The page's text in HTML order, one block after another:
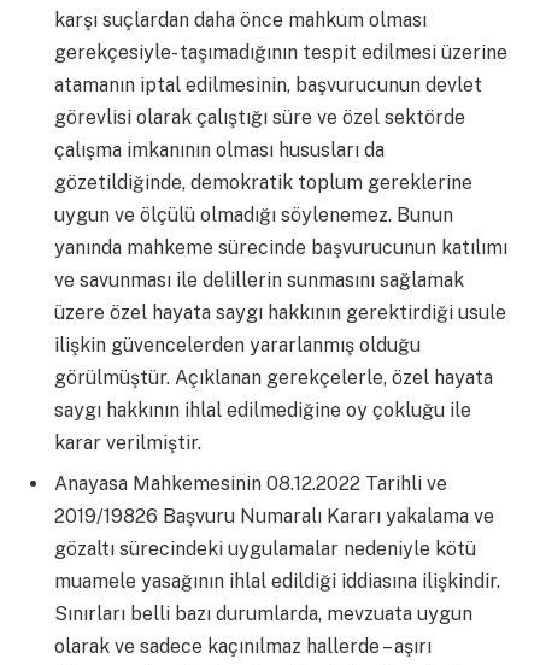
karşı suçlardan daha önce mahkum olması
gerekçesiyle- taşımadığının tespit edilmesi üzerine
atamanın iptal edilmesinin, başvurucunun devlet
görevlisi olarak çalıştığı süre ve özel sektörde
çalışma imkanının olması hususları da
gözetildiğinde, demokratik toplum gereklerine
uygun ve ölçülü olmadığı söylenemez. Bunun
yanında mahkeme sürecinde başvurucunun katılımı
ve savunması ile delillerin sunmasını sağlamak
üzere özel hayata saygı hakkının gerektirdiği usule
ilişkin güvencelerden yararlanmış olduğu
görülmüştür. Açıklanan gerekçelerle, özel hayata
saygı hakkının ihlal edilmediğine oy çokluğu ile
karar verilmiştir.
Anayasa Mahkemesinin 08.12.2022 Tarihli ve
2019/19826 Başvuru Numaralı Kararı yakalama ve
gözaltı sürecindeki uygulamalar nedeniyle kötü
muamele yasağının ihlal edildiği iddiasına ilişkindir.
Sınırları belli bazı durumlarda, mevzuata uygun
olarak ve sadece kaçınılmaz hallerde – aşırı